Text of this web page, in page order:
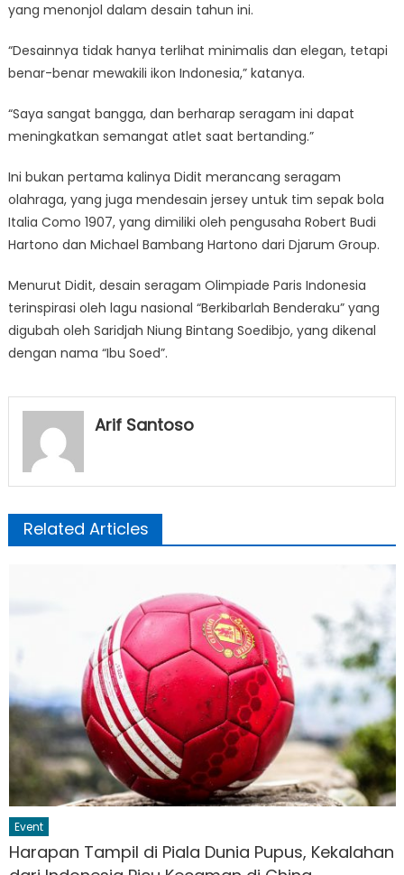
yang menonjol dalam desain tahun ini.
“Desainnya tidak hanya terlihat minimalis dan elegan, tetapi
benar-benar mewakili ikon Indonesia,” katanya.
“Saya sangat bangga, dan berharap seragam ini dapat
meningkatkan semangat atlet saat bertanding.”
Ini bukan pertama kalinya Didit merancang seragam
olahraga, yang juga mendesain jersey untuk tim sepak bola
Italia Como 1907, yang dimiliki oleh pengusaha Robert Budi
Hartono dan Michael Bambang Hartono dari Djarum Group.
Menurut Didit, desain seragam Olimpiade Paris Indonesia
terinspirasi oleh lagu nasional “Berkibarlah Benderaku” yang
digubah oleh Saridjah Niung Bintang Soedibjo, yang dikenal
dengan nama “Ibu Soed”.
Arif Santoso
Related Articles
Event
Harapan Tampil di Piala Dunia Pupus, Kekalahan